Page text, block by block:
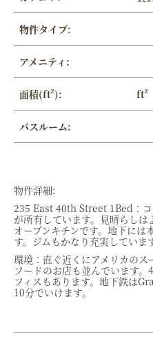
物件タイプ:
アメニティ:
面積(ft²): ft²
バスルーム:
物件詳細:
235 East 40th Street 1Bed：
が所有しています。見晴らしは
オープンキチンです。地下には
す。ジムもかなり充実していま
環境：直ぐ近くにアメリカのス
フードのお店も並んでいます
フィスもあります。地下鉄は
10分でいけます。